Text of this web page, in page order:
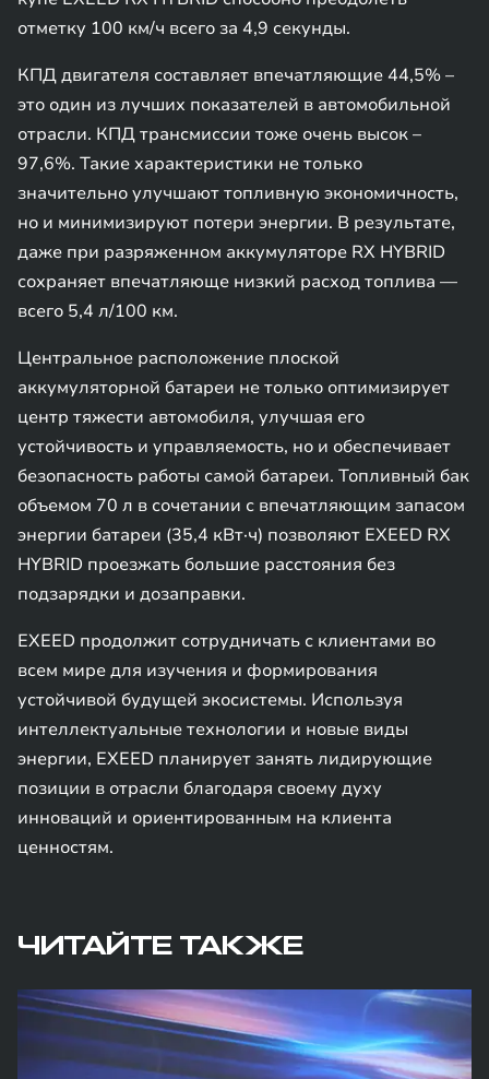
отметку 100 км/ч всего за 4,9 секунды.
КПД двигателя составляет впечатляющие 44,5% –
это один из лучших показателей в автомобильной
отрасли. КПД трансмиссии тоже очень высок –
97,6%. Такие характеристики не только
значительно улучшают топливную экономичность,
но и минимизируют потери энергии. В результате,
даже при разряженном аккумуляторе RX HYBRID
сохраняет впечатляюще низкий расход топлива —
всего 5,4 л/100 км.
Центральное расположение плоской
аккумуляторной батареи не только оптимизирует
центр тяжести автомобиля, улучшая его
устойчивость и управляемость, но и обеспечивает
безопасность работы самой батареи. Топливный бак
объемом 70 л в сочетании с впечатляющим запасом
энергии батареи (35,4 кВт·ч) позволяют EXEED RX
HYBRID проезжать большие расстояния без
подзарядки и дозаправки.
EXEED продолжит сотрудничать с клиентами во
всем мире для изучения и формирования
устойчивой будущей экосистемы. Используя
интеллектуальные технологии и новые виды
энергии, EXEED планирует занять лидирующие
позиции в отрасли благодаря своему духу
инноваций и ориентированным на клиента
ценностям.
ЧИТАЙТЕ ТАКЖЕ